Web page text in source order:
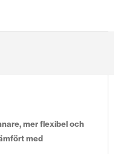
mer flexibel och
med